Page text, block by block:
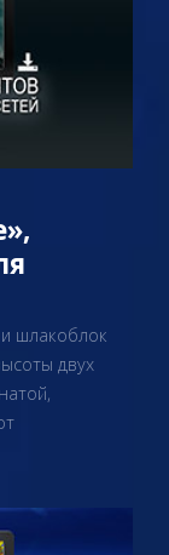
шлакоблок
двух